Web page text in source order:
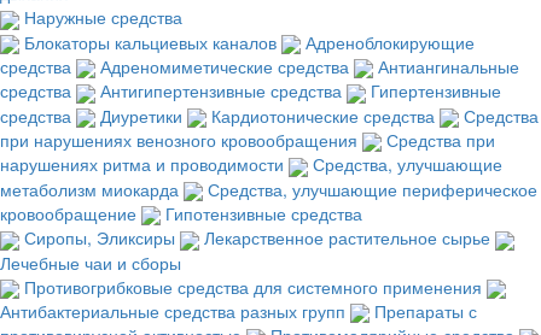
Наружные средства
Блокаторы кальциевых каналов
Адреноблокирующие
средства
Адреномиметические средства
Антиангинальные
средства
Антигипертензивные средства
Гипертензивные
средства
Диуретики Кардиотонические средства
Средства
при нарушениях венозного кровообращения
Средства при
нарушениях ритма и проводимости
Средства, улучшающие
метаболизм миокарда
Средства, улучшающие периферическое
кровообращение
Гипотензивные средства
Сиропы, Эликсиры
Лекарственное растительное сырье
Лечебные чаи и сборы
Противогрибковые средства для системного применения
Антибактериальные средства разных групп
Препараты с